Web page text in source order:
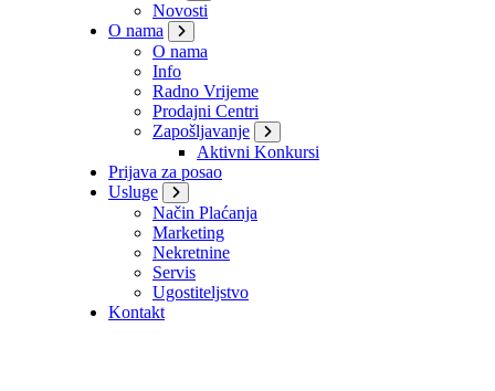
Novosti
O nama
O nama
Info
Radno Vrijeme
Prodajni Centri
Zapošljavanje
Aktivni Konkursi
Prijava za posao
Usluge
Način Plaćanja
Marketing
Nekretnine
Servis
Ugostiteljstvo
Kontakt